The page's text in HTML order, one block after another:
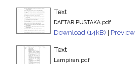
Text
DAFTAR PUSTAKA.pdf
Download (14kB) | Preview
Text
Lampiran.pdf